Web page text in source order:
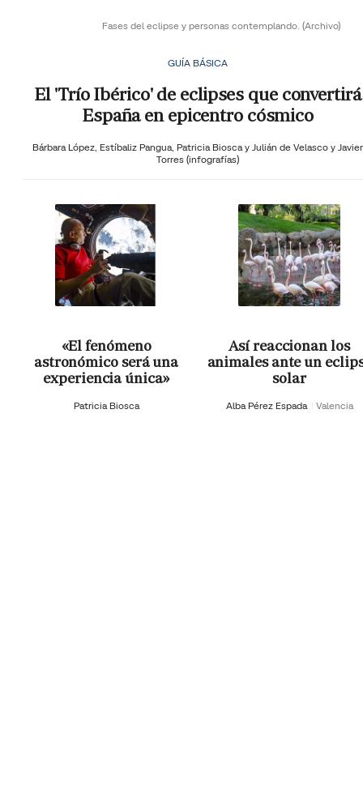
Fases del eclipse y personas contemplando. (Archivo)
GUÍA BÁSICA
El 'Trío Ibérico' de eclipses que convertirá
España en epicentro cósmico
Bárbara López, Estíbaliz Pangua, Patricia Biosca y Julián de Velasco y Javier
Torres (infografías)
«El fenómeno
astronómico será una
experiencia única»
Patricia Biosca
Así reaccionan los
animales ante un
solar
Alba Pérez Espada Valencia